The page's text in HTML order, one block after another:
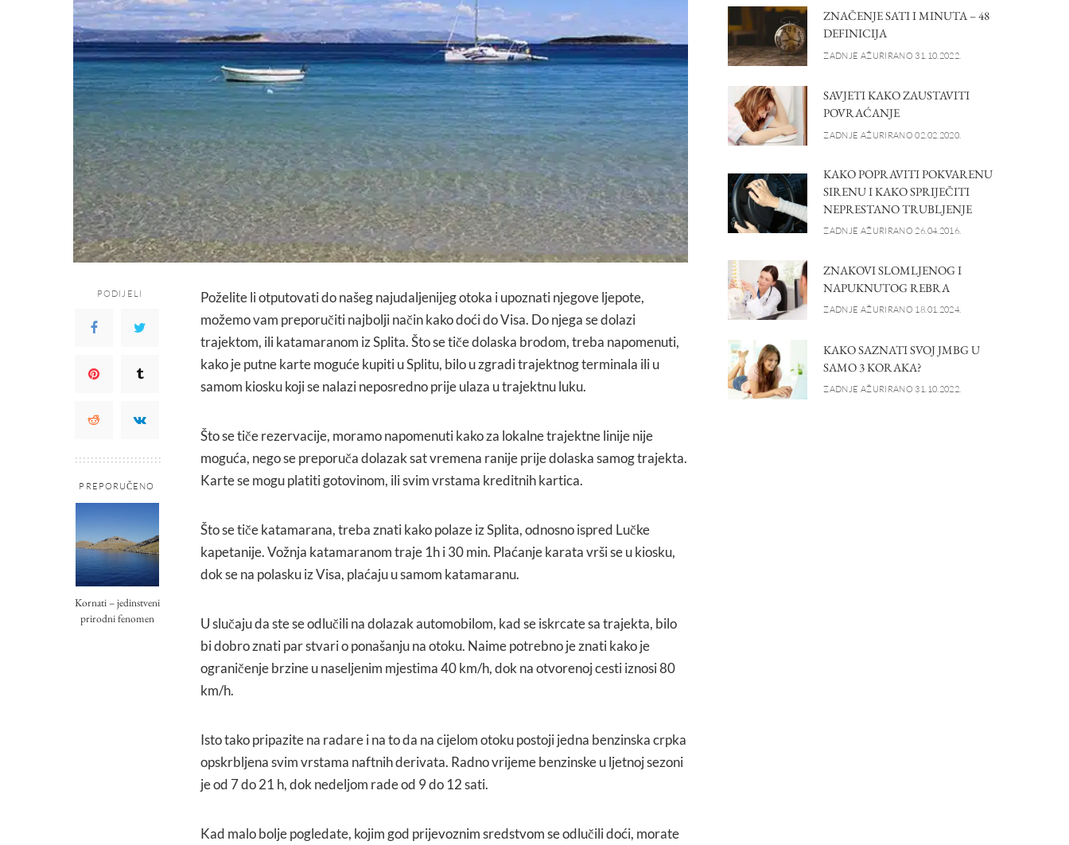
PODIJELI
PREPORUČENO
Kornati – jedinstveni
prirodni fenomen
Poželite li otputovati do našeg najudaljenijeg otoka i upoznati njegove ljepote,
možemo vam preporučiti najbolji način kako doći do Visa. Do njega se dolazi
trajektom, ili katamaranom iz Splita. Što se tiče dolaska brodom, treba napomenuti,
kako je putne karte moguće kupiti u Splitu, bilo u zgradi trajektnog terminala ili u
samom kiosku koji se nalazi neposredno prije ulaza u trajektnu luku.
Što se tiče rezervacije, moramo napomenuti kako za lokalne trajektne linije nije
moguća, nego se preporuča dolazak sat vremena ranije prije dolaska samog trajekta.
Karte se mogu platiti gotovinom, ili svim vrstama kreditnih kartica.
Što se tiče katamarana, treba znati kako polaze iz Splita, odnosno ispred Lučke
kapetanije. Vožnja katamaranom traje 1h i 30 min. Plaćanje karata vrši se u kiosku,
dok se na polasku iz Visa, plaćaju u samom katamaranu.
U slučaju da ste se odlučili na dolazak automobilom, kad se iskrcate sa trajekta, bilo
bi dobro znati par stvari o ponašanju na otoku. Naime potrebno je znati kako je
ograničenje brzine u naseljenim mjestima 40 km/h, dok na otvorenoj cesti iznosi 80
km/h.
Isto tako pripazite na radare i na to da na cijelom otoku postoji jedna benzinska crpka
opskrbljena svim vrstama naftnih derivata. Radno vrijeme benzinske u ljetnoj sezoni
je od 7 do 21 h, dok nedeljom rade od 9 do 12 sati.
Kad malo bolje pogledate, kojim god prijevoznim sredstvom se odlučili doći, morate
ZNAČENJE SATI I MINUTA – 48
DEFINICIJA
ZADNJE AŽURIRANO 31.10.2022.
SAVJETI KAKO ZAUSTAVITI
POVRAĆANJE
ZADNJE AŽURIRANO 02.02.2020.
KAKO POPRAVITI POKVARENU
SIRENU I KAKO SPRIJEČITI
NEPRESTANO TRUBLJENJE
ZADNJE AŽURIRANO 26.04.2016.
ZNAKOVI SLOMLJENOG I
NAPUKNUTOG REBRA
ZADNJE AŽURIRANO 18.01.2024.
KAKO SAZNATI SVOJ JMBG U
SAMO 3 KORAKA?
ZADNJE AŽURIRANO 31.10.2022.